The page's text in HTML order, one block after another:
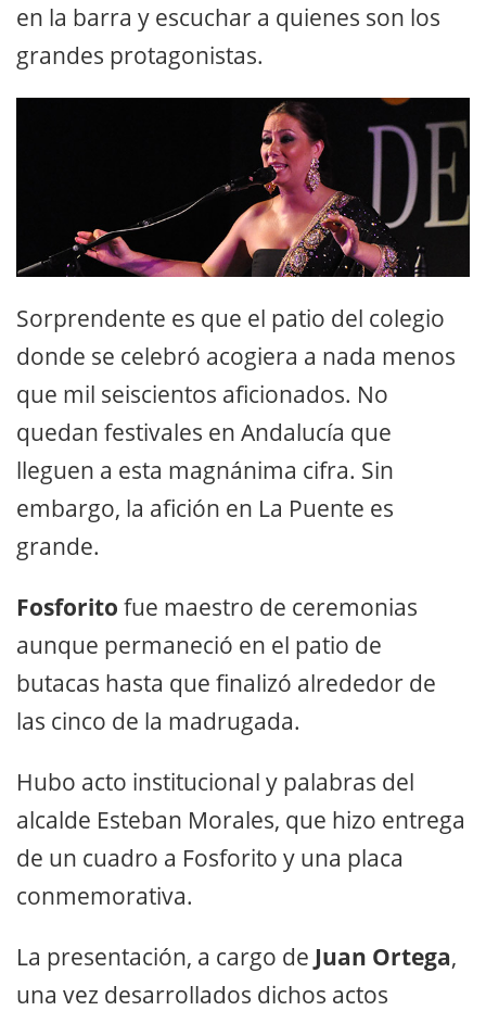
en la barra y escuchar a quienes son los
grandes protagonistas.
Sorprendente es que el patio del colegio
donde se celebró acogiera a nada menos
que mil seiscientos aficionados. No
quedan festivales en Andalucía que
lleguen a esta magnánima cifra. Sin
embargo, la afición en La Puente es
grande.
Fosforito fue maestro de ceremonias
aunque permaneció en el patio de
butacas hasta que finalizó alrededor de
las cinco de la madrugada.
Hubo acto institucional y palabras del
alcalde Esteban Morales, que hizo entrega
de un cuadro a Fosforito y una placa
conmemorativa.
La presentación, a cargo de Juan Ortega,
una vez desarrollados dichos actos